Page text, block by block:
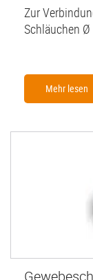
Zur
Schläuchen
Mehr lesen